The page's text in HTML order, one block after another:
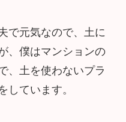
で元気なので、土に
、僕はマンションの
、土を使わないプラ
しています。